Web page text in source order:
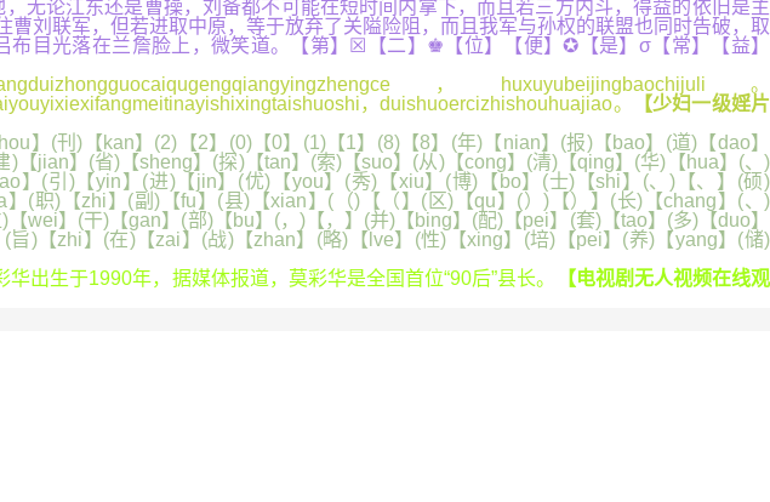
无论江东还是曹操，刘备都不可能在短时间内拿下，而且若三方内斗，得益的依旧是主
刘联军，但若进取中原，等于放弃了关隘险阻，而且我军与孙权的联盟也同时告破，取
目光落在兰詹脸上，微笑道。【第】☒【二】♚【位】【便】✪【是】σ【常】【益】
，huxuyubeijingbaochijuli。
，duishuoercizhishouhuajiao。
【少妇一级婬片
刊)【kan】(2)【2】(0)【0】(1)【1】(8)【8】(年)【nian】(报)【bao】(道)【dao】
jian】(省)【sheng】(探)【tan】(索)【suo】(从)【cong】(清)【qing】(华)【hua】(、)
】(引)【yin】(进)【jin】(优)【you】(秀)【xiu】(博)【bo】(士)【shi】(、)【、】(硕)
(职)【zhi】(副)【fu】(县)【xian】(（)【（】(区)【qu】(）)【）】(长)【chang】(、)
wei】(干)【gan】(部)【bu】(，)【，】(并)【bing】(配)【pei】(套)【tao】(多)【duo】
)【zhi】(在)【zai】(战)【zhan】(略)【lve】(性)【xing】(培)【pei】(养)【yang】(储)
生于1990年，据媒体报道，莫彩华是全国首位“90后”县长。
【电视剧无人视频在线观